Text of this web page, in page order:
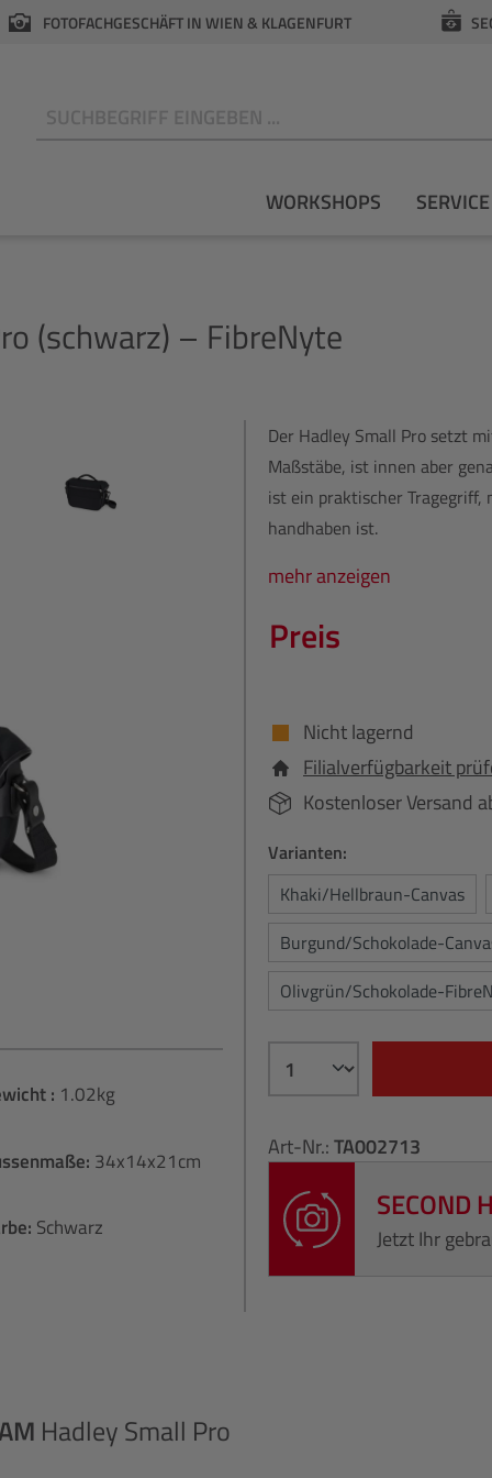
FOTOFACHGESCHÄFT IN WIEN & KLAGENFURT
WORKSHOPS SERVICE
(schwarz) – FibreNyte
: 1.02kg
34x14x21cm
Schwarz
Der Hadley Small Pro setzt
Maßstäbe, ist innen aber
ist ein praktischer Tragegriff,
handhaben ist.
mehr anzeigen
Preis
Nicht lagernd
Filialverfügbarkeit
Kostenloser Versand
Varianten:
Khaki/Hellbraun-Canvas
Burgund/Schokolade-
Olivgrün/Schokolade-
Art-Nr.:TA002713
SECOND
Jetzt Ihr
Hadley Small Pro